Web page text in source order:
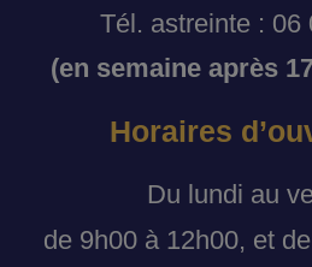
Tél. astreinte : 06
(en semaine après
Horaires
Du lundi au
de 9h00 à 12h00, et